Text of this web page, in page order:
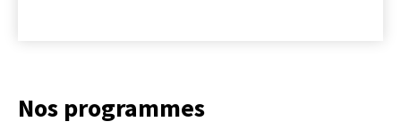
Nos programmes